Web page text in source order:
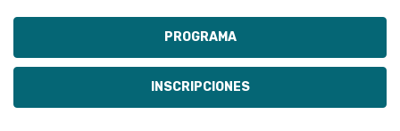
PROGRAMA
INSCRIPCIONES